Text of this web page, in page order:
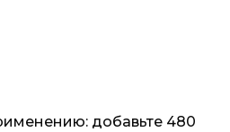
добавьте 480